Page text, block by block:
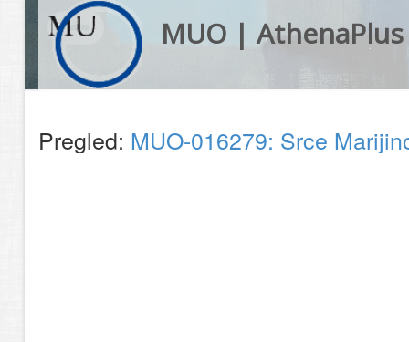
MUO | AthenaPlus
Pregled: MUO-016279: Srce